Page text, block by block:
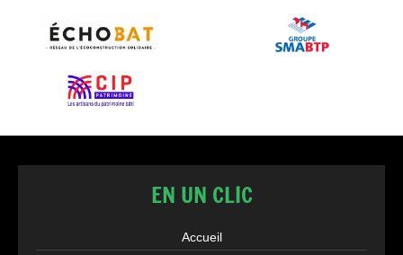
EN UN CLIC
Accueil